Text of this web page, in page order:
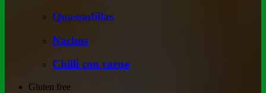
Quassadillas
Nachos
Chilli con carne
Gluten free